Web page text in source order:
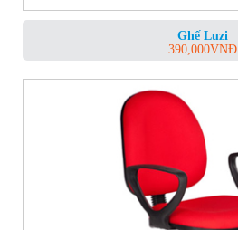
Ghế Luzi
390,000VNĐ